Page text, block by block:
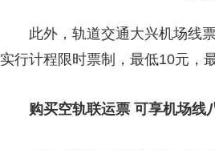
此外，轨道交通大兴机场线票
实行计程限时票制，最低10元，
购买空轨联运票 可享机场线